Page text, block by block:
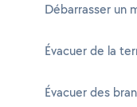
Débarrasser un
Évacuer de la
Évacuer des